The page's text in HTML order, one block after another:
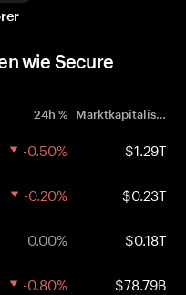
wie Secure
24h % Marktkapitalisierung
-0.50% $1.29T
-0.20% $0.23T
0.00% $0.18T
-0.80% $78.79B